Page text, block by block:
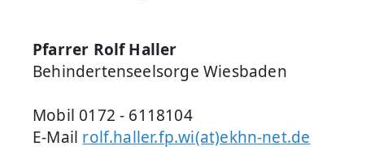
Pfarrer Rolf Haller
Behindertenseelsorge Wiesbaden
Mobil 0172 - 6118104
E-Mail rolf.haller.fp.wi(at)ekhn-net.de